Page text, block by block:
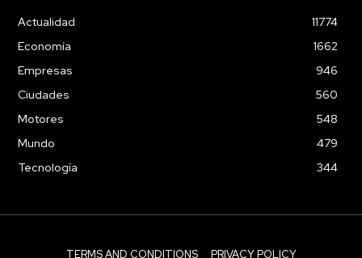
Actualidad
11774
Economía
1662
Empresas
946
Ciudades
560
Motores
548
Mundo
479
Tecnología
344
TERMS AND CONDITIONS PRIVACY POLICY